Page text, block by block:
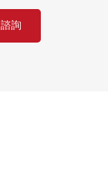
諮詢